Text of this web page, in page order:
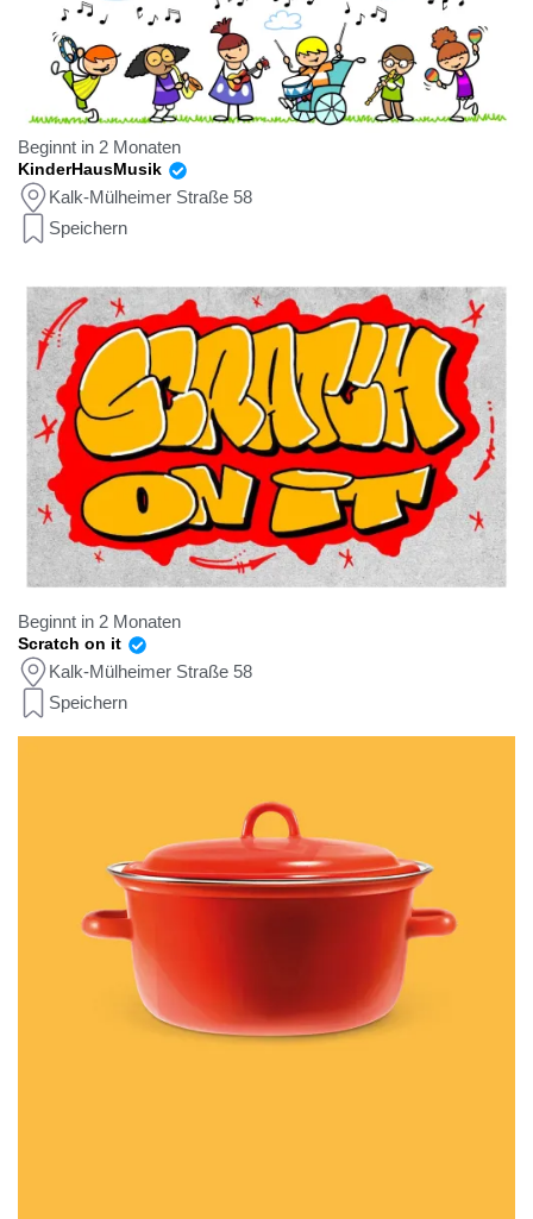
Beginnt in 2 Monaten
KinderHausMusik
Kalk-Mülheimer Straße 58
Speichern
Beginnt in 2 Monaten
Scratch on it
Kalk-Mülheimer Straße 58
Speichern